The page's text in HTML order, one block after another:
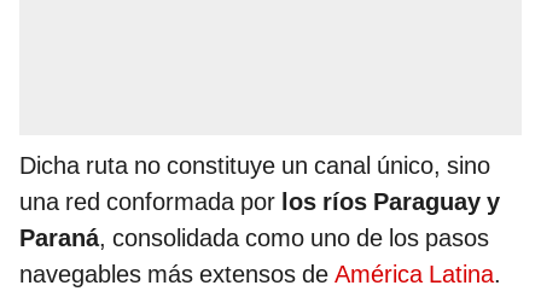
Dicha ruta no constituye un canal único, sino
una red conformada por los ríos Paraguay y
Paraná, consolidada como uno de los pasos
navegables más extensos de América Latina.